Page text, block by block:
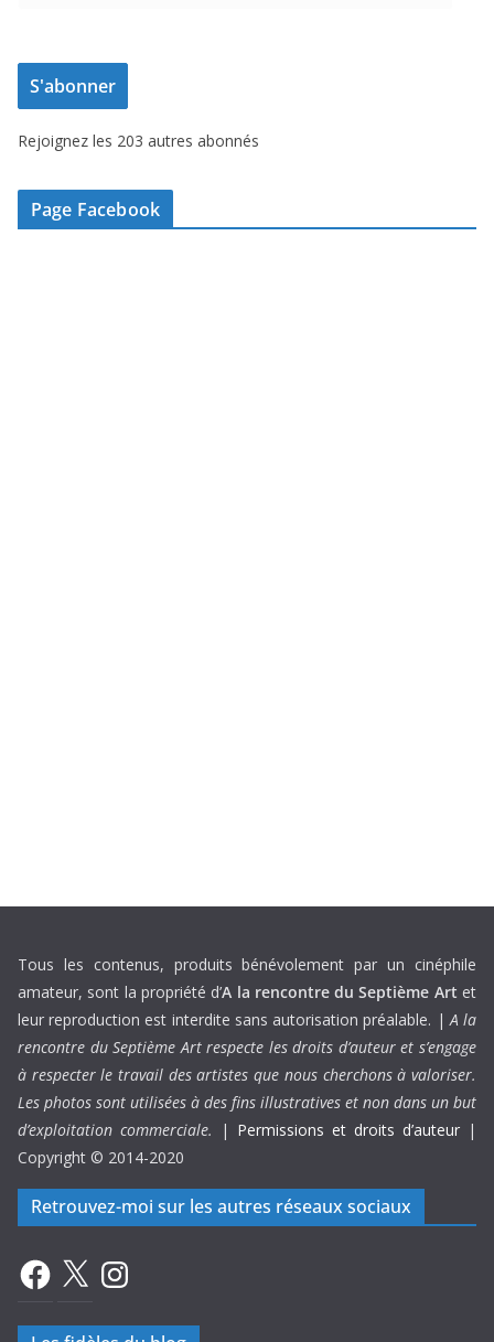
e
s
e
-
m
S'abonner
Rejoignez les 203 autres abonnés
Page Facebook
Tous les contenus, produits bénévolement par un cinéphile
amateur, sont la propriété d’A la rencontre du Septième Art et
leur reproduction est interdite sans autorisation préalable. |A la
rencontre du Septième Art respecte les droits d’auteur et s’engage
à respecter le travail des artistes que nous cherchons à valoriser.
Les photos sont utilisées à des fins illustratives et non dans un but
d’exploitation commerciale.
| Permissions et droits d’auteur |
Copyright © 2014-2020
Retrouvez-moi sur les autres réseaux sociaux
Facebook
X Instagram